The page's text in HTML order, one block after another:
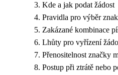
Kde a jak podat žádost
Pravidla pro výběr
Zakázané kombinace
Lhůty pro vyřízení
Přenositelnost značky
Postup při ztrátě nebo